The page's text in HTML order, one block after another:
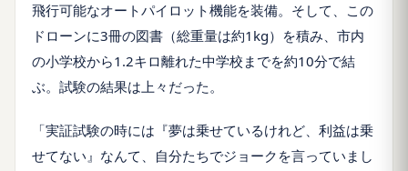
飛行可能なオートパイロット機能を装備。そして、この
ドローンに3冊の図書（総重量は約1kg）を積み、市内
の小学校から1.2キロ離れた中学校までを約10分で結
ぶ。試験の結果は上々だった。
「実証試験の時には『夢は乗せているけれど、利益は乗
せてない』なんて、自分たちでジョークを言っていまし